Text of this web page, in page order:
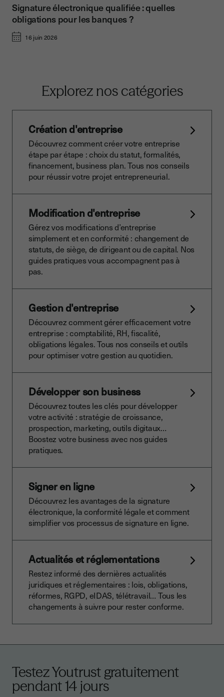
Signature électronique qualifiée : quelles
obligations pour les banques ?
16 juin 2026
Explorez nos catégories
Création d'entreprise
Découvrez comment créer votre entreprise
étape par étape : choix du statut, formalités,
financement, business plan. Tous nos conseils
pour réussir votre projet entrepreneurial.
Modification d'entreprise
Gérez vos modifications d’entreprise
simplement et en conformité : changement de
statuts, de siège, de dirigeant ou de capital. Nos
guides pratiques vous accompagnent pas à
pas.
Gestion d'entreprise
Découvrez comment gérer efficacement votre
entreprise : comptabilité, RH, fiscalité,
obligations légales. Tous nos conseils et outils
pour optimiser votre gestion au quotidien.
Développer son business
Découvrez toutes les clés pour développer
votre activité : stratégie de croissance,
prospection, marketing, outils digitaux…
Boostez votre business avec nos guides
pratiques.
Signer en ligne
Découvrez les avantages de la signature
électronique, la conformité légale et comment
simplifier vos processus de signature en ligne.
Actualités et réglementations
Restez informé des dernières actualités
juridiques et réglementaires : lois, obligations,
réformes, RGPD, eIDAS, télétravail… Tous les
changements à suivre pour rester conforme.
Testez Youtrust gratuitement
pendant 14 jours